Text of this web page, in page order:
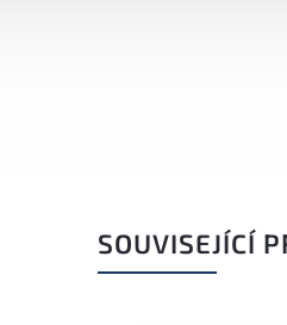
SOUVISEJÍCÍ